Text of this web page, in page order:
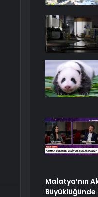
Malatya’nın
Büyüklüğünde